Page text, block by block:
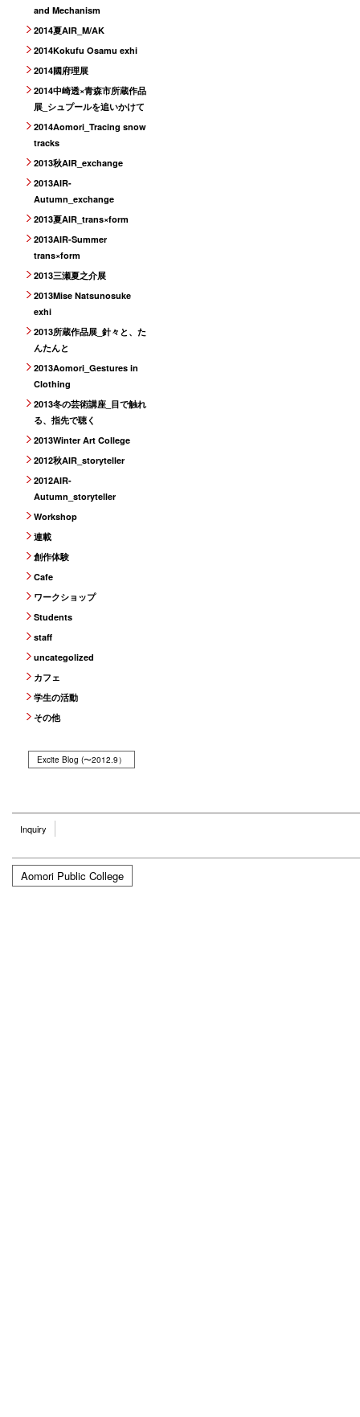
and Mechanism
2014夏AIR_M/AK
2014Kokufu Osamu exhi
2014國府理展
2014中崎透×青森市所蔵作品
展_シュプールを追いかけて
2014Aomori_Tracing snow
tracks
2013秋AIR_exchange
2013AIR-
Autumn_exchange
2013夏AIR_trans×form
2013AIR-Summer
trans×form
2013三瀬夏之介展
2013Mise Natsunosuke
exhi
2013所蔵作品展_針々と、た
んたんと
2013Aomori_Gestures in
Clothing
2013冬の芸術講座_目で触れ
る、指先で聴く
2013Winter Art College
2012秋AIR_storyteller
2012AIR-
Autumn_storyteller
Workshop
連載
創作体験
Cafe
ワークショップ
Students
staff
uncategolized
カフェ
学生の活動
その他
Excite Blog (〜2012.9）
Inquiry
Aomori Public College